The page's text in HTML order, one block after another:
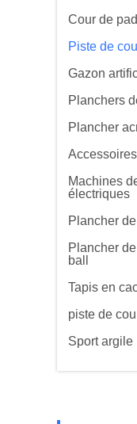
Cour de
Piste de
Gazon
Planchers
Plancher
Machines
électriques
Plancher
Plancher
ball
Tapis en
piste de
Sport argile